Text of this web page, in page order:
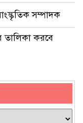
সম্পাদক
তালিকা করবে